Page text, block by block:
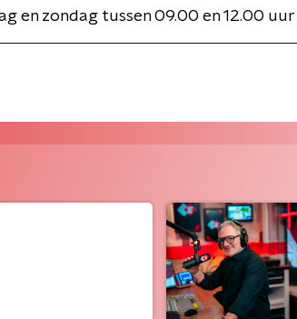
en zondag tussen 09.00 en 12.00 uur